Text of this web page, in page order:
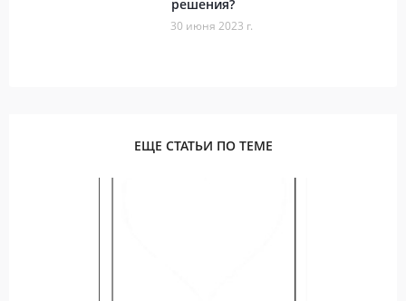
решения?
30 июня 2023 г.
ЕЩЕ СТАТЬИ ПО ТЕМЕ